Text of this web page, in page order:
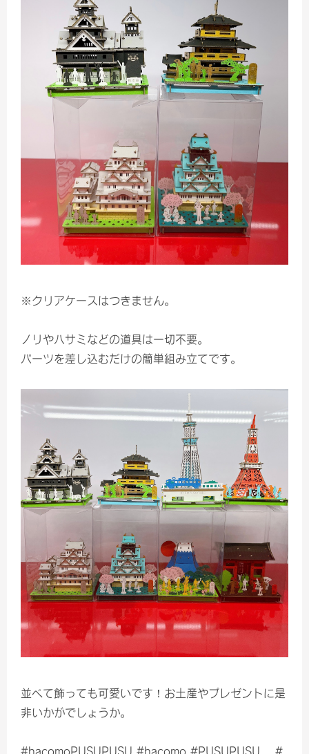
※クリアケースはつきません。
ノリやハサミなどの道具は一切不要。
パーツを差し込むだけの簡単組み立てです。
並べて飾っても可愛いです！お土産やプレゼントに是
非いかがでしょうか。
#hacomoPUSUPUSU #hacomo #PUSUPUSU #